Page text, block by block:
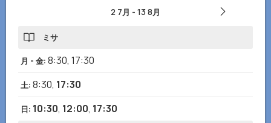
2 7月 - 13 8月
ミサ
月 - 金: 8:30, 17:30
土: 8:30, 17:30
日: 10:30, 12:00, 17:30